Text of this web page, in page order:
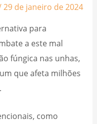
29 de janeiro de 2024
para
a este mal
fúngica nas unhas,
que afeta milhões
como